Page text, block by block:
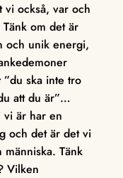
vi också, var och
om det är
och unik energi,
ska inte tro
att du är”…
vi är har en
och det är det vi
Tänk
Vilken